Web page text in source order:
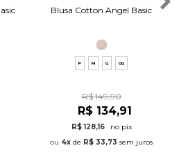
Blusa Cotton Angel Basic
P M G GG
R$ 149,90
R$ 134,91
R$ 128,16
no pix
4x de R$ 33,73 sem juros